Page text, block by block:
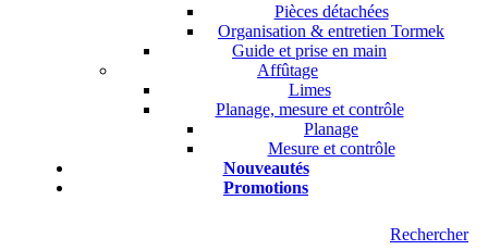
Pièces détachées
Organisation & entretien Tormek
Guide et prise en main
Affûtage
Limes
Planage, mesure et contrôle
Planage
Mesure et contrôle
Nouveautés
Promotions
Rechercher